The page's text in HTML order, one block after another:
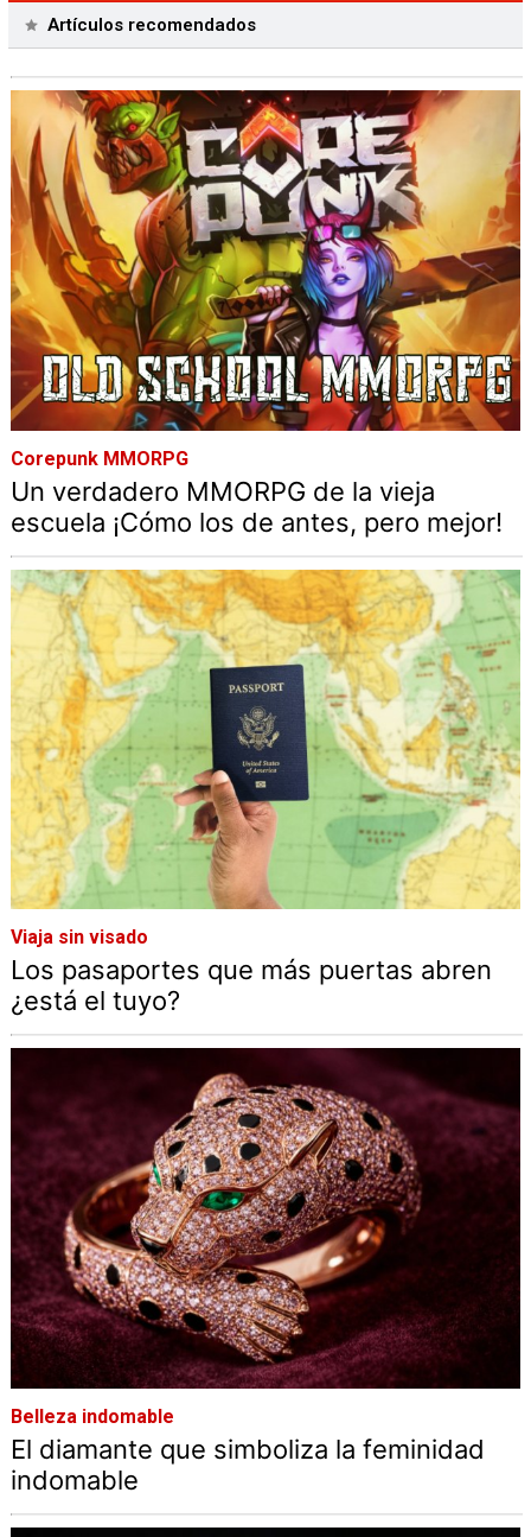
Artículos recomendados
Corepunk MMORPG
Un verdadero MMORPG de la vieja
escuela ¡Cómo los de antes, pero mejor!
Viaja sin visado
Los pasaportes que más puertas abren
¿está el tuyo?
Belleza indomable
El diamante que simboliza la feminidad
indomable